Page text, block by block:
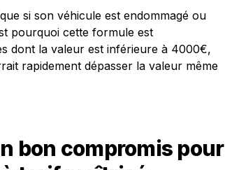
si son véhicule est endommagé ou
pourquoi cette formule est
dont la valeur est inférieure à 4000€,
rapidement dépasser la valeur même
bon compromis pour